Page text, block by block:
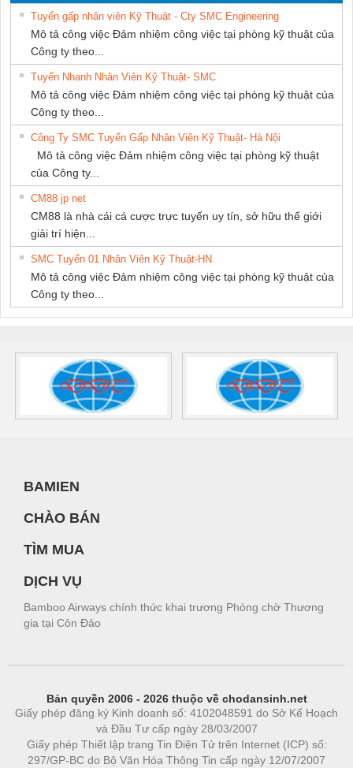
NAM
SETSUBI VIỆT
NAM
Tuyển gấp nhân viên Kỹ Thuật - Cty SMC Engineering
Mô tả công việc Đảm nhiệm công việc tại phòng kỹ thuật của
Công ty theo...
Tuyển Nhanh Nhân Viên Kỹ Thuật- SMC
Mô tả công việc Đảm nhiệm công việc tại phòng kỹ thuật của
Công ty theo...
Công Ty SMC Tuyển Gấp Nhân Viên Kỹ Thuật- Hà Nội
Mô tả công việc Đảm nhiệm công việc tại phòng kỹ thuật
của Công ty...
CM88 jp net
CM88 là nhà cái cá cược trực tuyến uy tín, sở hữu thế giới
giải trí hiện...
SMC Tuyển 01 Nhân Viên Kỹ Thuật-HN
Mô tả công việc Đảm nhiệm công việc tại phòng kỹ thuật của
Công ty theo...
BAMIEN
CHÀO BÁN
TÌM MUA
DỊCH VỤ
Bamboo Airways chính thức khai trương Phòng chờ Thương
gia tại Côn Đảo
Bản quyền 2006 - 2026 thuộc về chodansinh.net
Giấy phép đăng ký Kinh doanh số: 4102048591 do Sở Kế Hoạch
và Đầu Tư cấp ngày 28/03/2007
Giấy phép Thiết lập trang Tin Điện Tử trên Internet (ICP) số:
297/GP-BC do Bộ Văn Hóa Thông Tin cấp ngày 12/07/2007